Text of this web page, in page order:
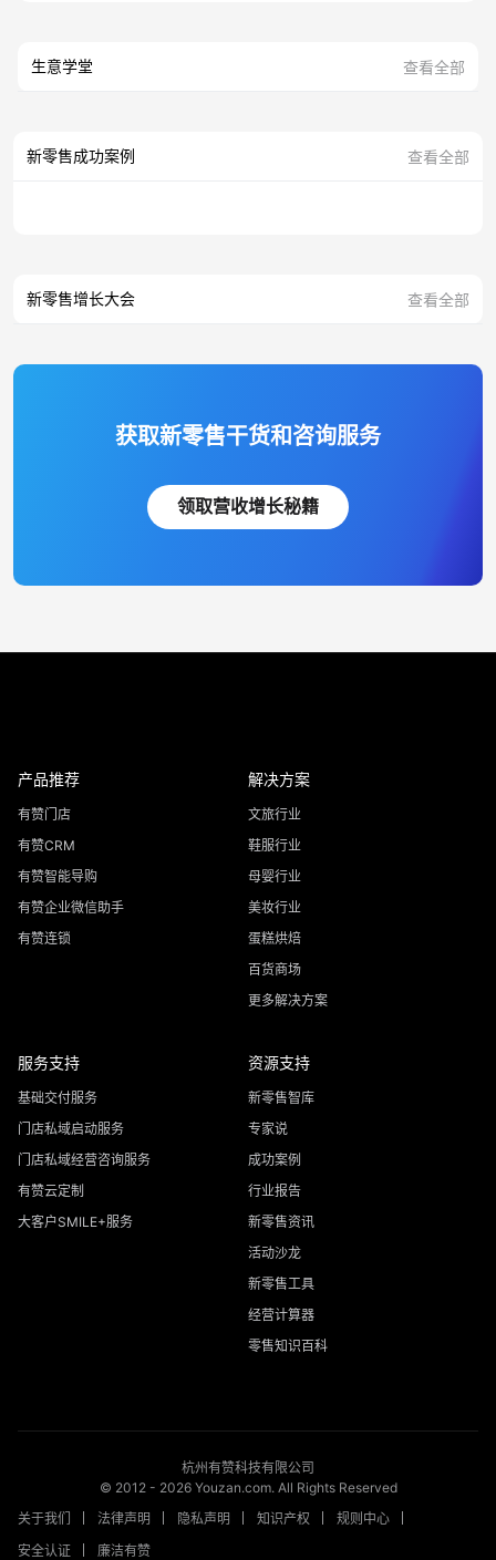
生意学堂 查看全部
新零售成功案例 查看全部
新零售增长大会 查看全部
获取新零售干货和咨询服务
领取营收增长秘籍
产品推荐
有赞门店
有赞CRM
有赞智能导购
有赞企业微信助手
有赞连锁
解决方案
文旅行业
鞋服行业
母婴行业
美妆行业
蛋糕烘焙
百货商场
更多解决方案
服务支持
基础交付服务
门店私域启动服务
门店私域经营咨询服务
有赞云定制
大客户SMILE+服务
资源支持
新零售智库
专家说
成功案例
行业报告
新零售资讯
活动沙龙
新零售工具
经营计算器
零售知识百科
杭州有赞科技有限公司
© 2012 - 2026Youzan.com. All Rights Reserved
关于我们
法律声明 隐私声明 知识产权
规则中心
安全认证
廉洁有赞